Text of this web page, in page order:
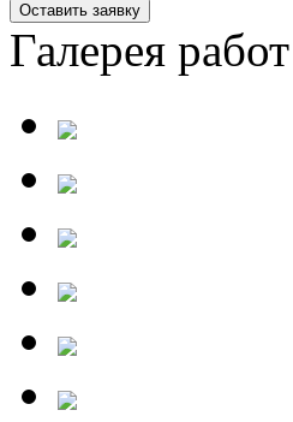
Оставить заявку
Галерея работ